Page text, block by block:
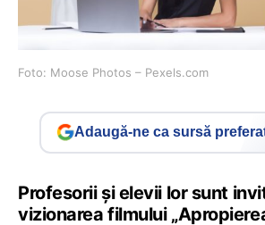
Foto: Moose Photos – Pexels.com
Adaugă-ne ca sursă
Profesorii și elevii lor sunt
vizionarea filmului